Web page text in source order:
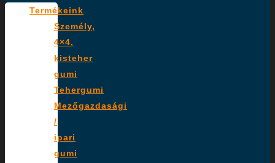
Termékeink
Személy,
4×4,
kisteher
gumi
Tehergumi
Mezőgazdasági
/
ipari
gumi